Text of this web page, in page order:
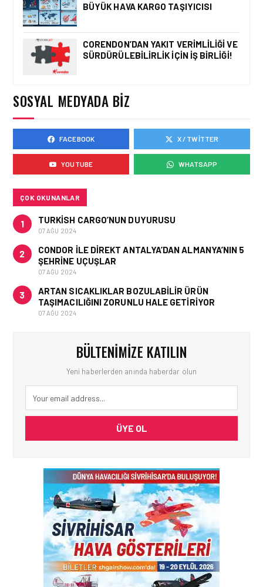
TEKNOLOJILERINDE GÜÇ
TURIZM • 24 TEM 2026
TURIZM • 18 TEM 2026
JAPONYA’YI KENDI
KEŞFEDIN,TREN VE
BÜYÜK HAVA KARGO TAŞIYICISI
CORENDON’DAN YAKIT VERIMLILIĞI VE
SÜRDÜRÜLEBILIRLIK IÇIN İŞ BIRLIĞI!
SOSYAL MEDYADA BIZ
FACEBOOK X / TWITTER
YOUTUBE WHATSAPP
ÇOK OKUNANLAR
1 TURKISH CARGO’NUN DUYURUSU
07 AĞU 2024
2
CONDOR ILE DIREKT ANTALYA’DAN ALMANYA’NIN 5
ŞEHRINE UÇUŞLAR
07 AĞU 2024
3
ARTAN SICAKLIKLAR BOZULABILIR ÜRÜN
TAŞIMACILIĞINI ZORUNLU HALE GETIRIYOR
07 AĞU 2024
BÜLTENIMIZE KATILIN
Yeni haberlerden anında haberdar olun
ÜYE OL